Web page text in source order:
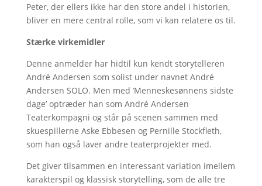
Peter, der ellers ikke har den store andel i historien,
bliver en mere central rolle, som vi kan relatere os til.
Stærke virkemidler
Denne anmelder har hidtil kun kendt storytelleren
André Andersen som solist under navnet André
Andersen SOLO. Men med ’Menneskesønnens sidste
dage’ optræder han som André Andersen
Teaterkompagni og står på scenen sammen med
skuespillerne Aske Ebbesen og Pernille Stockfleth,
som han også laver andre teaterprojekter med.
Det giver tilsammen en interessant variation imellem
karakterspil og klassisk storytelling, som de alle tre